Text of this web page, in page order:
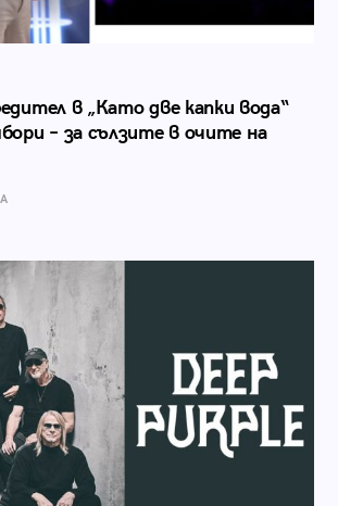
в „Като две капки вода“
– за сълзите в очите на